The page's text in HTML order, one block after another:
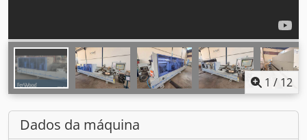
1 / 12
Dados da máquina